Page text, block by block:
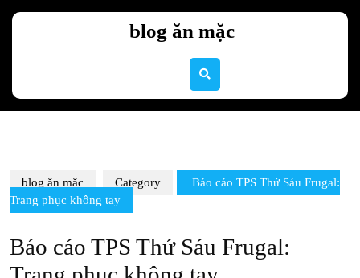
blog ăn mặc
blog ăn mặc Category
Báo cáo TPS Thứ Sáu Frugal:
Trang phục không tay
Báo cáo TPS Thứ Sáu Frugal: